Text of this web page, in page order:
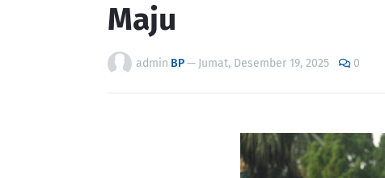
Maju ‎
admin BP— Jumat, Desember 19, 2025 0